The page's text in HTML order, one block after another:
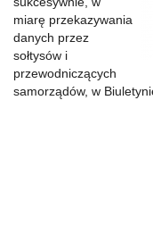
miarę przekazywania
danych przez
sołtysów i
przewodniczących
samorządów, w